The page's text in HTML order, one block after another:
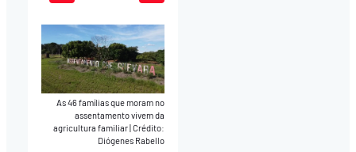
Play Mute
As 46 famílias que moram no
assentamento vivem da
agricultura familiar Crédito:
Diógenes Rabello